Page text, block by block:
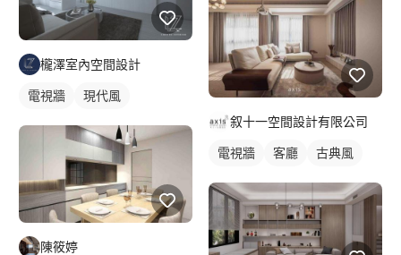
櫳澤室內空間設計
電視牆 現代風
陳筱婷
叙十一空間設計有限公司
電視牆 客廳 古典風